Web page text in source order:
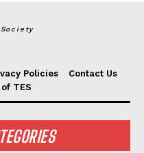
Society
Policies
Contact Us
TES